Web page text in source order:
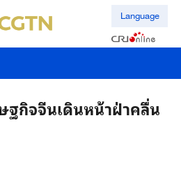
Language
ฐกิจจีนเดินหน้าฝ่าคลื่น